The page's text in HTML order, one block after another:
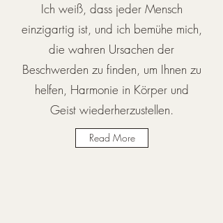
Ich weiß, dass jeder Mensch
einzigartig ist, und ich bemühe mich,
die wahren Ursachen der
Beschwerden zu finden, um Ihnen zu
helfen, Harmonie in Körper und
Geist wiederherzustellen.
Read More